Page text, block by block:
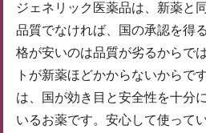
ジェネリック医薬品は、新薬と
品質でなければ、国の承認を得
格が安いのは品質が劣るからで
トが新薬ほどかからないからで
は、国が効き目と安全性を十分
いるお薬です。安心して使って